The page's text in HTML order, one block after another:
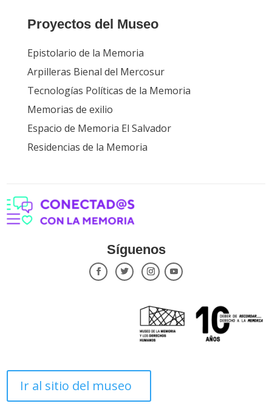
Proyectos del Museo
Epistolario de la Memoria
Arpilleras Bienal del Mercosur
Tecnologías Políticas de la Memoria
Memorias de exilio
Espacio de Memoria El Salvador
Residencias de la Memoria
Síguenos
Ir al sitio del museo